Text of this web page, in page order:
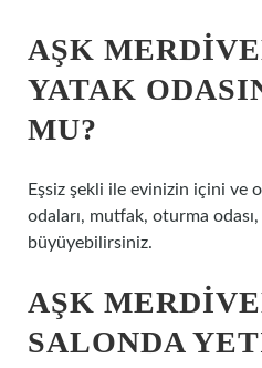
AŞK
YATAK
MU?
Eşsiz şekli ile evinizin içini ve
odaları, mutfak, oturma
büyüyebilirsiniz.
AŞK
SALONDA